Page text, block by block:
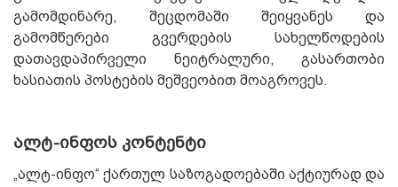
გამომდინარე, შეცდომაში შეიყვანეს და
გამომწერები გვერდების სახელწოდების
დათავდაპირველი ნეიტრალური, გასართობი
ხასიათის პოსტების მეშვეობით მოაგროვეს.
ალტ-ინფოს კონტენტი
„ალტ-ინფო“ ქართულ საზოგადოებაში აქტიურად და